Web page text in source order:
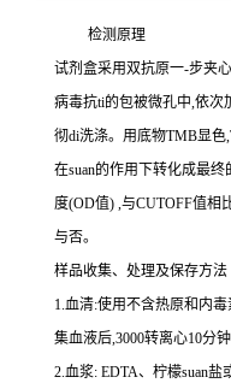
检测原理
试剂盒采用双抗原一-步夹
病毒抗ti的包被微孔中,依次
彻di洗涤。用底物TMB显色,
在suan的作用下转化成最终
度(OD值) ,与CUTOFF值相
与否。
样品收集、处理及保存方法
1.血清:使用不含热原和内
集血液后,3000转离心10分
2.血浆: EDTA、柠檬suan盐